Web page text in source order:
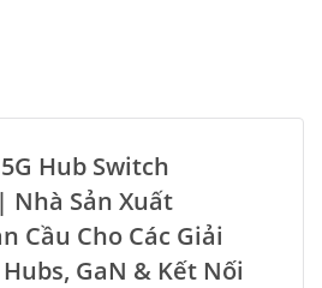
Hub Switch
Nhà Sản Xuất
Cầu Cho Các Giải
GaN & Kết Nối